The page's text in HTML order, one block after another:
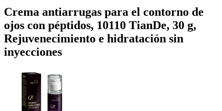
Crema antiarrugas para el contorno de
ojos con péptidos, 10110 TianDe, 30 g,
Rejuvenecimiento e hidratación sin
inyecciones